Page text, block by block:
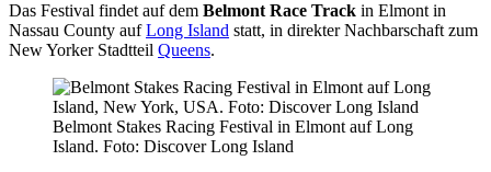
Das Festival findet auf dem Belmont Race Track in Elmont in
Nassau County aufLong Island statt, in direkter Nachbarschaft zum
New Yorker Stadtteil Queens.
Belmont Stakes Racing Festival in Elmont auf Long
Island. Foto: Discover Long Island